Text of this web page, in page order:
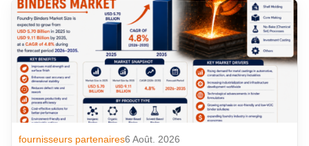
fournisseurs partenaires6 Août. 2026